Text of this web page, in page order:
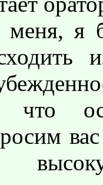
меня, я
вас